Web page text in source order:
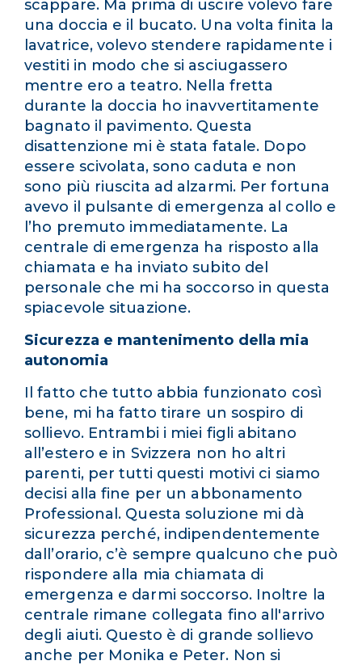
scappare. Ma prima di uscire volevo fare
una doccia e il bucato. Una volta finita la
lavatrice, volevo stendere rapidamente i
vestiti in modo che si asciugassero
mentre ero a teatro. Nella fretta
durante la doccia ho inavvertitamente
bagnato il pavimento. Questa
disattenzione mi è stata fatale. Dopo
essere scivolata, sono caduta e non
sono più riuscita ad alzarmi. Per fortuna
avevo il pulsante di emergenza al collo e
l’ho premuto immediatamente. La
centrale di emergenza ha risposto alla
chiamata e ha inviato subito del
personale che mi ha soccorso in questa
spiacevole situazione.
Sicurezza e mantenimento della mia
autonomia
Il fatto che tutto abbia funzionato così
bene, mi ha fatto tirare un sospiro di
sollievo. Entrambi i miei figli abitano
all’estero e in Svizzera non ho altri
parenti, per tutti questi motivi ci siamo
decisi alla fine per un abbonamento
Professional. Questa soluzione mi dà
sicurezza perché, indipendentemente
dall’orario, c’è sempre qualcuno che può
rispondere alla mia chiamata di
emergenza e darmi soccorso. Inoltre la
centrale rimane collegata fino all'arrivo
degli aiuti. Questo è di grande sollievo
anche per Monika e Peter. Non si